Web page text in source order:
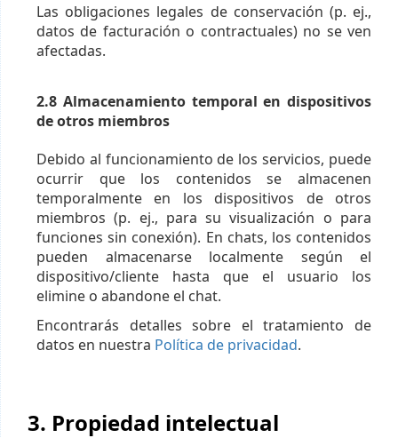
Las obligaciones legales de conservación (p. ej.,
datos de facturación o contractuales) no se ven
afectadas.
2.8 Almacenamiento temporal en dispositivos
de otros miembros
Debido al funcionamiento de los servicios, puede
ocurrir que los contenidos se almacenen
temporalmente en los dispositivos de otros
miembros (p. ej., para su visualización o para
funciones sin conexión). En chats, los contenidos
pueden almacenarse localmente según el
dispositivo/cliente hasta que el usuario los
elimine o abandone el chat.
Encontrarás detalles sobre el tratamiento de
datos en nuestra Política de privacidad.
3. Propiedad intelectual